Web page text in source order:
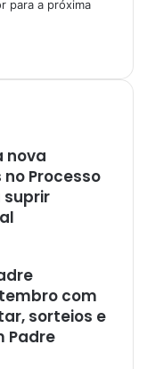
para a próxima
nova
Processo
suprir
com
sorteios e
Padre